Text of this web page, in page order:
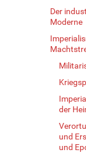
Der
Moderne
der
und
und